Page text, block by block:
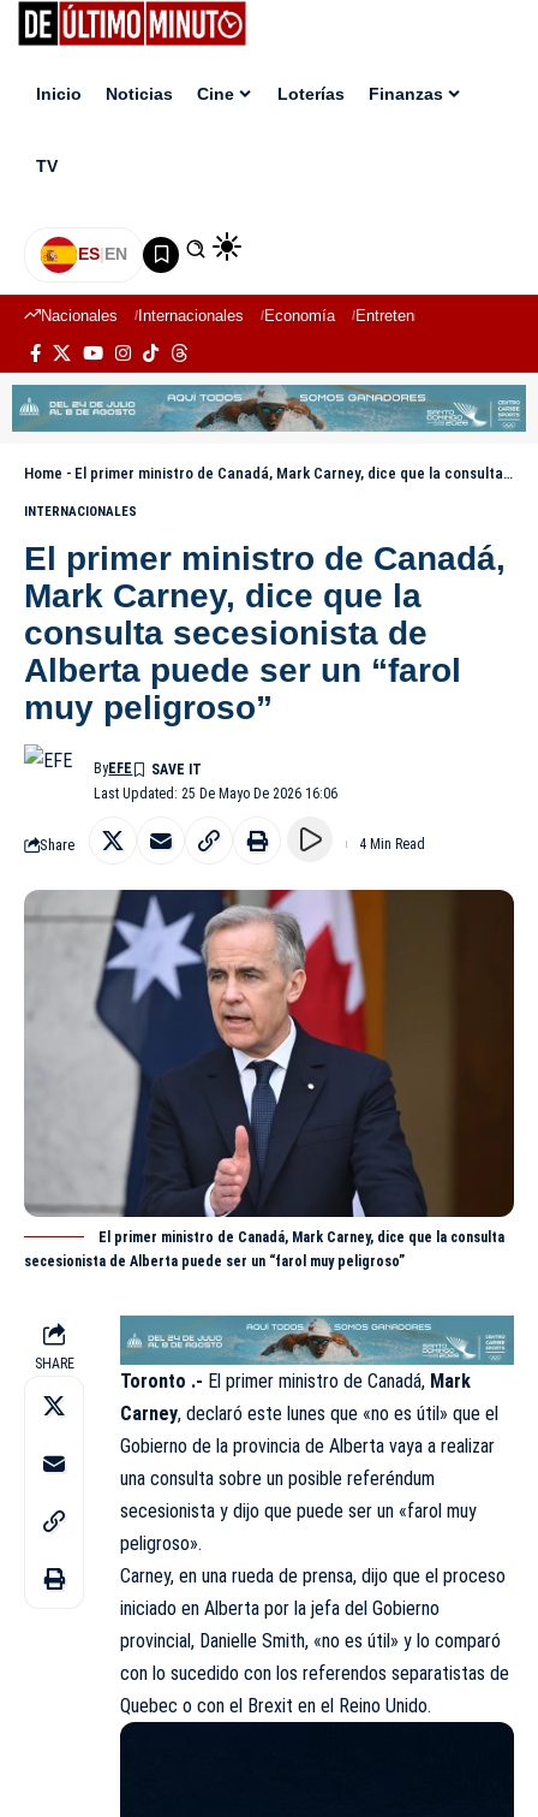
Inicio Noticias Cine Loterías Finanzas
TV
ES|EN
Nacionales Internacionales Economía Entretenimiento
Home - El primer ministro de Canadá, Mark Carney, dice que la consulta secesionista de Alberta puede ser un “farol muy peligroso”
INTERNACIONALES
El primer ministro de Canadá,
Mark Carney, dice que la
consulta secesionista de
Alberta puede ser un “farol
muy peligroso”
Last Updated: 25 De Mayo De 2026 16:06
ByEFE
Share 4 Min Read
El primer ministro de Canadá, Mark Carney, dice que la consulta
secesionista de Alberta puede ser un “farol muy peligroso”
SHARE
Toronto .- El primer ministro de Canadá, Mark
Carney, declaró este lunes que «no es útil» que el
Gobierno de la provincia de Alberta vaya a realizar
una consulta sobre un posible referéndum
secesionista y dijo que puede ser un «farol muy
peligroso».
Carney, en una rueda de prensa, dijo que el proceso
iniciado en Alberta por la jefa del Gobierno
provincial, Danielle Smith, «no es útil» y lo comparó
con lo sucedido con los referendos separatistas de
Quebec o con el Brexit en el Reino Unido.